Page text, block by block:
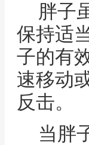
胖子
保持适
子的有
速移动
反击。
当胖